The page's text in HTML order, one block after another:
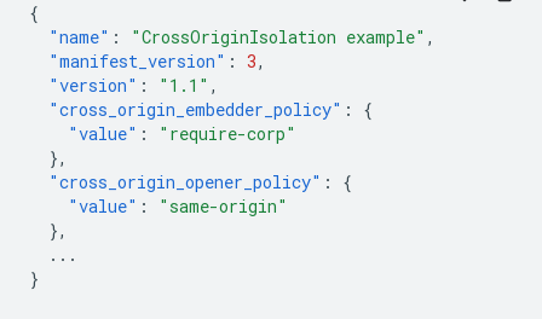
{
"name" : "CrossOriginIsolation example" ,
"manifest_version" : 3,
"version" : "1.1" ,
"cross_origin_embedder_policy" :
{
"value" :
"require-corp"
},
"cross_origin_opener_policy" :
{
"value" :
"same-origin"
},
...
}